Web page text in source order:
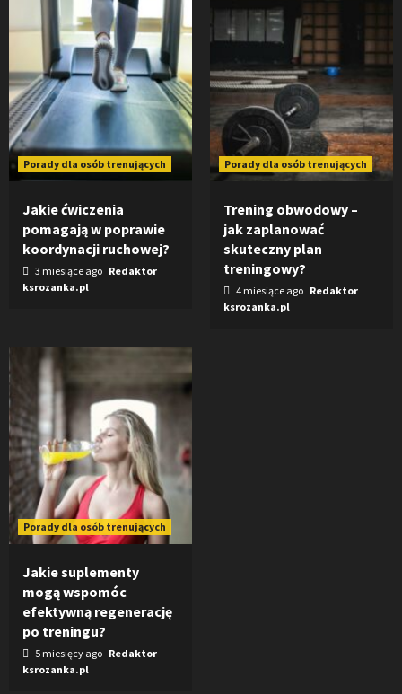
Porady dla osób trenujących
Jakie ćwiczenia
pomagają w poprawie
koordynacji ruchowej?
3 miesiące ago Redaktor
ksrozanka.pl
Porady dla osób trenujących
Trening obwodowy –
jak zaplanować
skuteczny plan
treningowy?
4 miesiące ago Redaktor
ksrozanka.pl
Porady dla osób trenujących
Jakie suplementy
mogą wspomóc
efektywną regenerację
po treningu?
5 miesięcy ago Redaktor
ksrozanka.pl